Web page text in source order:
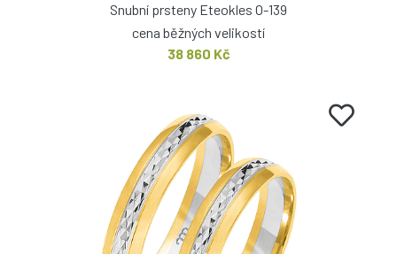
Snubní prsteny Eteokles O-139
cena běžných velikostí
38 860 Kč